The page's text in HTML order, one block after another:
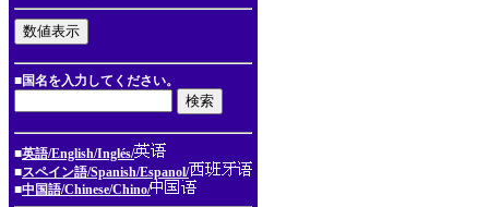
■国名を入力してください。
■英語/English/Inglés/
■スペイン語/Spanish/Espanol/
■中国語/Chinese/Chino/